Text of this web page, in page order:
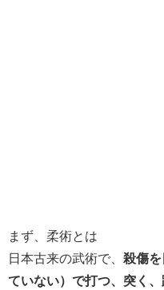
まず、柔術とは
日本古来の武術で、 殺傷
ていない）で打つ、突く